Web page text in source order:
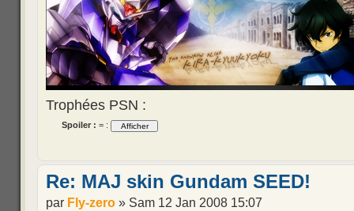
Trophées PSN :
Spoiler : = :
Re: MAJ skin Gundam SEED!
par Fly-zero » Sam 12 Jan 2008 15:07